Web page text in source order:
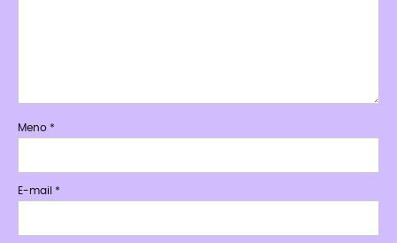
Meno *
E-mail *